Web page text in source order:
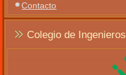
Contacto
Colegio de Ingenieros